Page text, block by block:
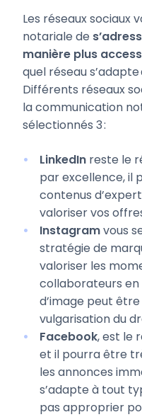
Les réseaux sociaux
notariale de
manière plus
quel réseau
Différents réseaux
la communication
sélectionnés 3 :
LinkedIn reste le
par excellence, il
contenus
valoriser vos
Instagramvous
stratégie de
valoriser les
collaborateurs en
d’image peut
vulgarisation du
Facebook, est le
et il pourra être
les annonces
s’adapte à tout
pas approprier